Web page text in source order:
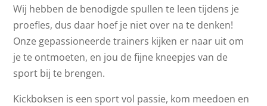
Wij hebben de benodigde spullen te leen tijdens je
proefles, dus daar hoef je niet over na te denken!
Onze gepassioneerde trainers kijken er naar uit om
je te ontmoeten, en jou de fijne kneepjes van de
sport bij te brengen.
Kickboksen is een sport vol passie, kom meedoen en